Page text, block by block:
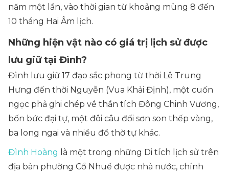
năm một lần, vào thời gian từ khoảng mùng 8 đến
10 tháng Hai Âm lịch.
Những hiện vật nào có giá trị lịch sử được
lưu giữ tại Đình?
Đình lưu giữ 17 đạo sắc phong từ thời Lê Trung
Hưng đến thời Nguyễn (Vua Khải Định), một cuốn
ngọc phả ghi chép về thần tích Đông Chinh Vương,
bốn bức đại tự, một đôi câu đối sơn son thếp vàng,
ba long ngai và nhiều đồ thờ tự khác.
Đình Hoàng là một trong những Di tích lịch sử trên
địa bàn phường Cổ Nhuế được nhà nước, chính